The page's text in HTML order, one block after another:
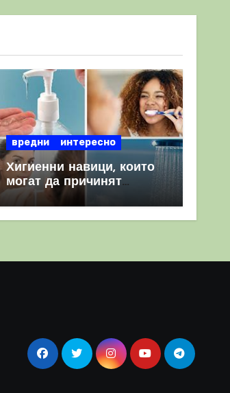
вредни интересно
Хигиенни навици, които
могат да причинят
повече вреда, отколкото
полза